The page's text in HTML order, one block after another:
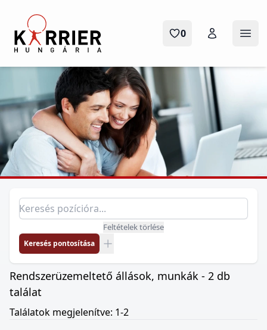
Karrier Hungária
0
Pozíció keresés
Feltételek törlése
Keresés pontosítása
Rendszerüzemeltető állások, munkák - 2 db
találat
Találatok megjelenítve: 1-2